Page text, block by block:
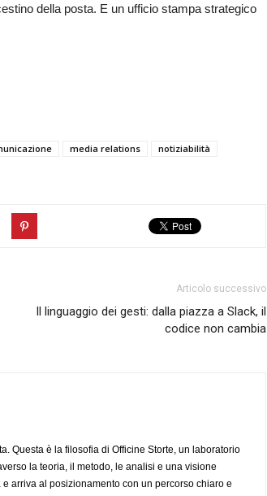
della posta. E un ufficio stampa strategico
media relations
notiziabilità
Articolo successivo
Il linguaggio dei gesti: dalla piazza a Slack, il
codice non cambia
Questa è la filosofia di Officine Storte, un laboratorio
la teoria, il metodo, le analisi e una visione
arriva al posizionamento con un percorso chiaro e